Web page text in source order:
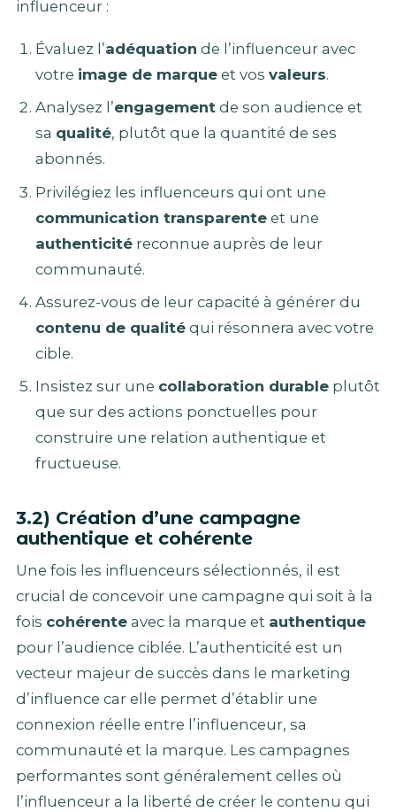
influenceur :
Évaluez l’adéquation de l’influenceur avec
votre image de marqueet vos valeurs.
Analysez l’engagementde son audience et
sa qualité, plutôt que la quantité de ses
abonnés.
Privilégiez les influenceurs qui ont une
communication transparenteet une
authenticitéreconnue auprès de leur
communauté.
Assurez-vous de leur capacité à générer du
contenu de qualitéqui résonnera avec votre
cible.
Insistez sur une collaboration durableplutôt
que sur des actions ponctuelles pour
construire une relation authentique et
fructueuse.
3.2) Création d’une campagne
authentique et cohérente
Une fois les influenceurs sélectionnés, il est
crucial de concevoir une campagne qui soit à la
fois cohérente avec la marque et authentique
pour l’audience ciblée. L’authenticité est un
vecteur majeur de succès dans le marketing
d’influence car elle permet d’établir une
connexion réelle entre l’influenceur, sa
communauté et la marque. Les campagnes
performantes sont généralement celles où
l’influenceur a la liberté de créer le contenu qui